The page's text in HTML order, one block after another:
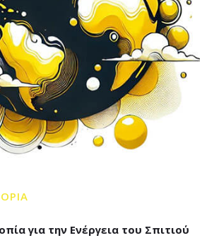
για την Ενέργεια του Σπιτιού